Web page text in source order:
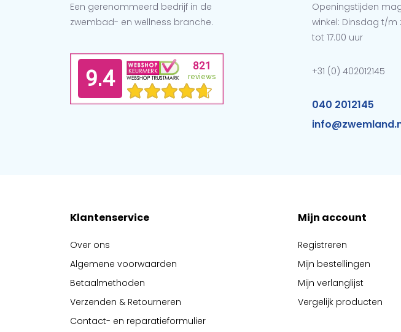
Een gerenommeerd bedrijf in de
zwembad- en wellness branche.
Openingstijden
winkel: Dinsdag t/m
tot 17.00 uur
+31 (0) 402012145
040 2012145
Klantenservice
Over ons
Algemene voorwaarden
Betaalmethoden
Verzenden & Retourneren
Contact- en reparatieformulier
Mijn account
Registreren
Mijn bestellingen
Mijn verlanglijst
Vergelijk producten